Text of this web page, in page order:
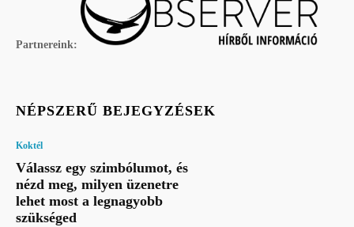
Partnereink:
NÉPSZERŰ BEJEGYZÉSEK
Koktél
Válassz egy szimbólumot, és
nézd meg, milyen üzenetre
lehet most a legnagyobb
szükséged